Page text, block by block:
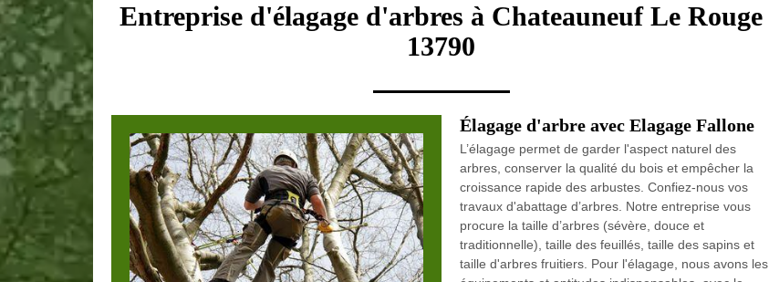
Entreprise d'élagage d'arbres à Chateauneuf Le Rouge
13790
Élagage d'arbre avec Elagage Fallone
L’élagage permet de garder l'aspect naturel des
arbres, conserver la qualité du bois et empêcher la
croissance rapide des arbustes. Confiez-nous vos
travaux d'abattage d’arbres. Notre entreprise vous
procure la taille d’arbres (sévère, douce et
traditionnelle), taille des feuillés, taille des sapins et
taille d'arbres fruitiers. Pour l'élagage, nous avons les